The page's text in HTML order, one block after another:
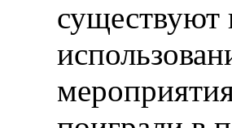
существуют